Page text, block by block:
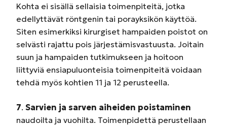
Kohta ei sisällä sellaisia toimenpiteitä, jotka
edellyttävät röntgenin tai porayksikön käyttöä.
Siten esimerkiksi kirurgiset hampaiden poistot on
selvästi rajattu pois järjestämisvastuusta. Joitain
suun ja hampaiden tutkimukseen ja hoitoon
liittyviä ensiapuluonteisia toimenpiteitä voidaan
tehdä myös kohtien 11 ja 12 perusteella.
7. Sarvien ja sarven aiheiden poistaminen
naudoilta ja vuohilta. Toimenpidettä perustellaan